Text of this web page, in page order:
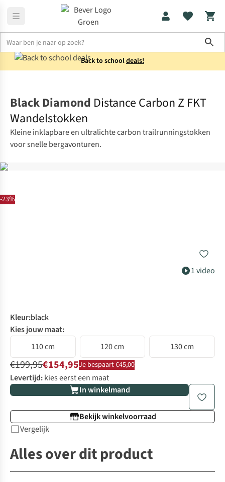
Back to schooldeals!
-23%
1 video
Black Diamond Distance Carbon Z FKT
Wandelstokken
Kleine inklapbare en ultralichte carbon trailrunningstokken
voor snelle bergavonturen.
Kleur:black
Kies jouw maat:
110 cm
120 cm 130 cm
€199,95€154,95Je bespaart €45,00
Levertijd:kies eerst een maat
In winkelmand
Bekijk winkelvoorraad
Vergelijk
Alles over dit product